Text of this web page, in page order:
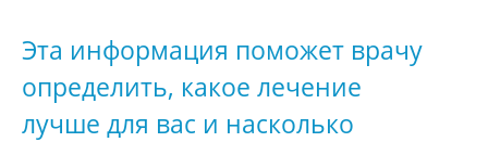
Эта информация поможет врачу
определить, какое лечение
лучше для вас и насколько